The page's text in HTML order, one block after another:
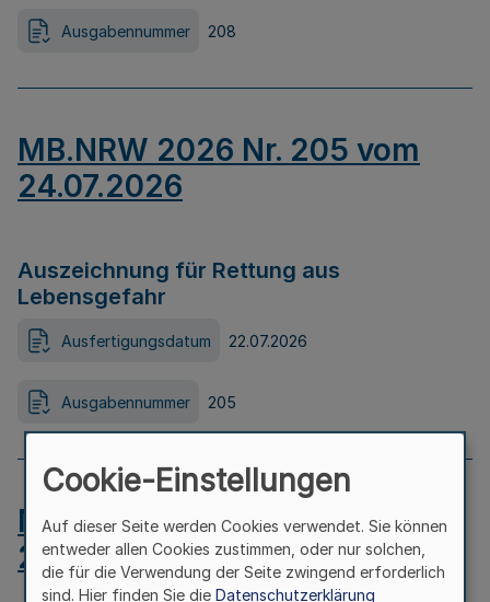
Ausgabennummer 208
MB.NRW 2026 Nr. 205 vom
24.07.2026
Auszeichnung für Rettung aus
Lebensgefahr
Ausfertigungsdatum 22.07.2026
Ausgabennummer 205
MB.NRW 2026 Nr. 204 vom
24.07.2026
Cookie-Einstellungen
Auf dieser Seite werden Cookies verwendet. Sie können
entweder allen Cookies zustimmen, oder nur solchen,
die für die Verwendung der Seite zwingend erforderlich
sind. Hier finden Sie die Datenschutzerklärung